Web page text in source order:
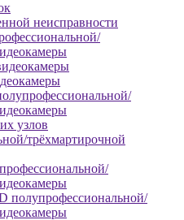
неисправности
узлов
трёхмартирочной
полупрофессиональной/